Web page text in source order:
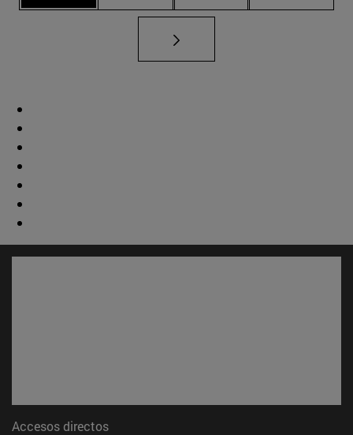
Accesos directos